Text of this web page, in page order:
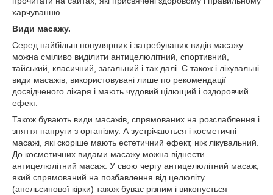
харчуванню.
Види масажу.
Серед найбільш популярних і затребуваних видів масажу
можна сміливо виділити антицелюлітний, спортивний,
тайський, класичний, загальний і так далі. Є також і лікувальні
види масажів, використовувані лише по рекомендації
досвідченого лікаря і мають чудовий цілющий і оздоровчий
ефект.
Також бувають види масажів, спрямованих на розслаблення і
зняття напруги з організму. А зустрічаються і косметичні
масажі, які скоріше мають естетичний ефект, ніж лікувальний.
До косметичних видами масажу можна віднести
антицелюлітний масаж. У свою чергу антицелюлітний масаж,
який спрямований на позбавлення від целюліту
(апельсинової кірки) також буває різним і виконується